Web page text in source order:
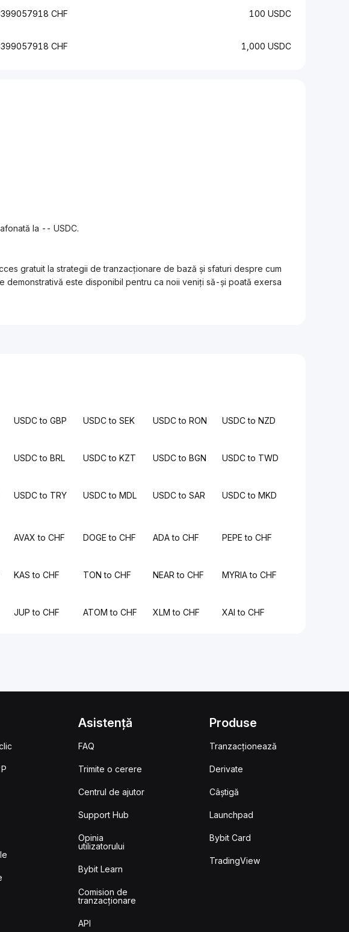
CHF 100 USDC
CHF 1,000 USDC
la -- USDC.
gratuit la strategii de tranzacționare de bază și sfaturi despre cum
demonstrativă este disponibil pentru ca noii veniți să-și poată exersa
USDC to GBP USDC to SEK USDC to RON USDC to NZD
USDC to BRL USDC to KZT USDC to BGN USDC to TWD
USDC to TRY USDC to MDL USDC to SAR USDC to MKD
AVAX to CHF DOGE to CHF ADA to CHF PEPE to CHF
KAS to CHF TON to CHF NEAR to CHF MYRIA to CHF
JUP to CHF ATOM to CHF XLM to CHF XAI to CHF
Asistență
FAQ
Trimite o cerere
Centrul de ajutor
Support Hub
Opinia
utilizatorului
Bybit Learn
Comision de
tranzacționare
API
Produse
Tranzacționează
Derivate
Câștigă
Launchpad
Bybit Card
TradingView